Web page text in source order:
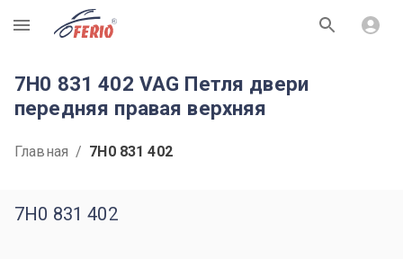
R
7H0 831 402 VAG Петля двери
передняя правая верхняя
Главная / 7H0 831 402
7H0 831 402